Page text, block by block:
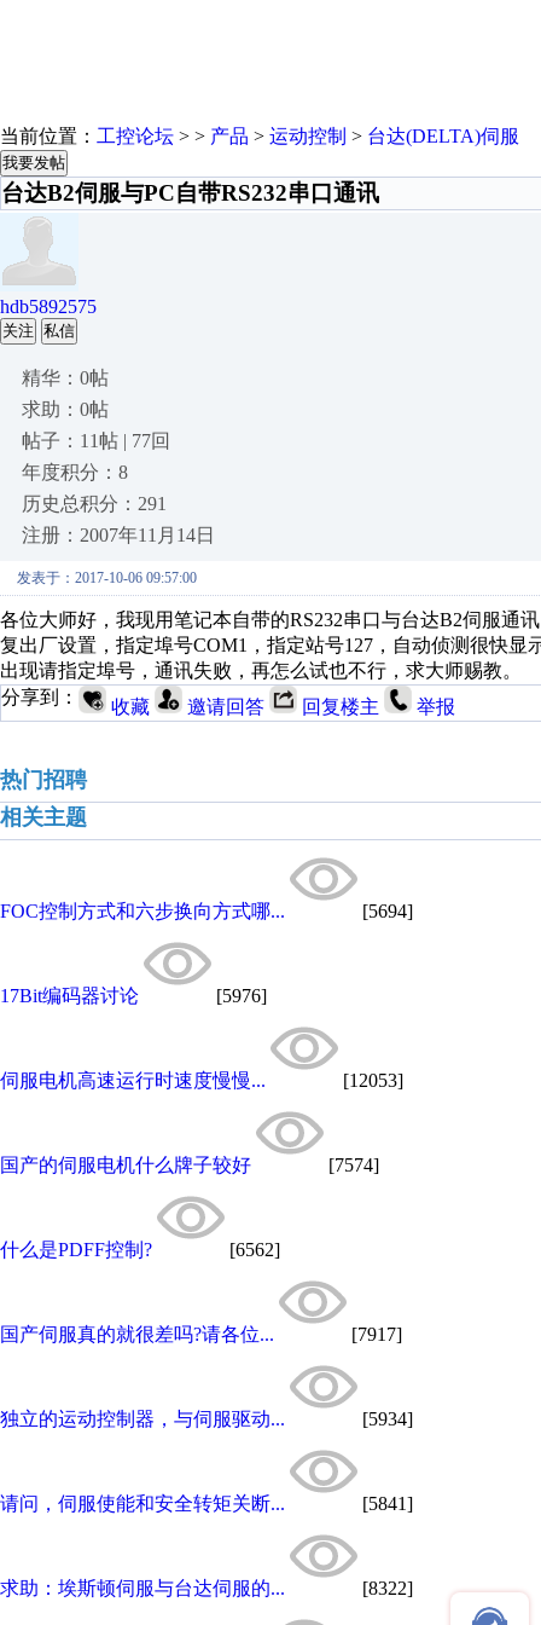
当前位置： 工控论坛 > > 产品 > 运动控制 > 台达(DELTA)伺服
我要发帖
台达B2伺服与PC自带RS232串口通讯
hdb5892575
关注 私信
精华：0帖
求助：0帖
帖子：11帖 | 77回
年度积分：8
历史总积分：291
注册：2007年11月14日
发表于：2017-10-06 09:57:00
各位大师好，我现用笔记本自带的RS232串口与台达B2伺服通
复出厂设置，指定埠号COM1，指定站号127，自动侦测很快
出现请指定埠号，通讯失败，再怎么试也不行，求大师赐教。
分享到：
收藏 邀请回答 回复楼主 举报
热门招聘
相关主题
FOC控制方式和六步换向方式哪... [5694]
17Bit编码器讨论 [5976]
伺服电机高速运行时速度慢慢... [12053]
国产的伺服电机什么牌子较好 [7574]
什么是PDFF控制? [6562]
国产伺服真的就很差吗?请各位... [7917]
独立的运动控制器，与伺服驱动... [5934]
请问，伺服使能和安全转矩关断... [5841]
求助：埃斯顿伺服与台达伺服的... [8322]